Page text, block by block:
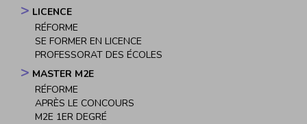
LICENCE
RÉFORME
SE FORMER EN LICENCE
PROFESSORAT DES ÉCOLES
MASTER M2E
RÉFORME
APRÈS LE CONCOURS
M2E 1ER DEGRÉ